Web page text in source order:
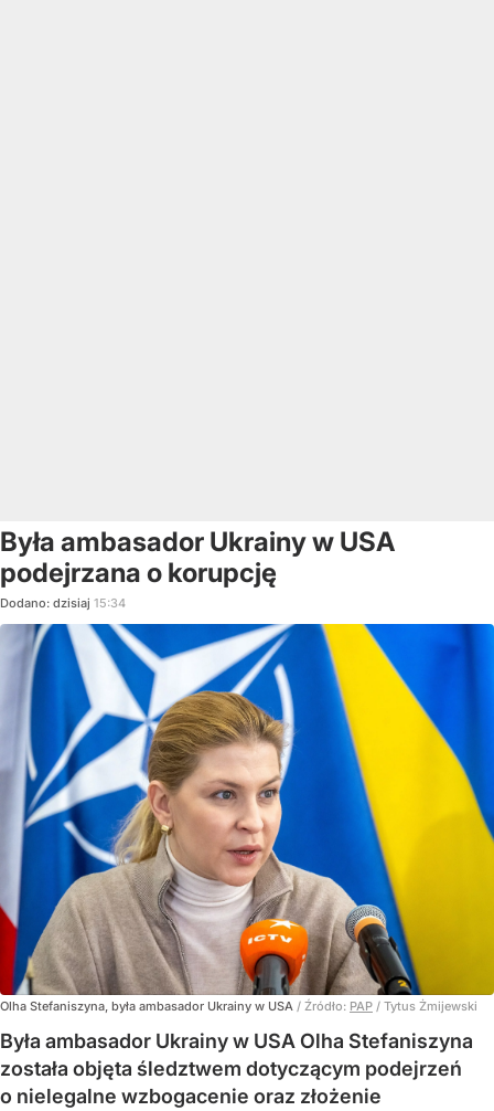
Była ambasador Ukrainy w USA
podejrzana o korupcję
Dodano: dzisiaj 15:34
Olha Stefaniszyna, była ambasador Ukrainy w USA / Źródło: PAP / Tytus Żmijewski
Była ambasador Ukrainy w USA Olha Stefaniszyna
została objęta śledztwem dotyczącym podejrzeń
o nielegalne wzbogacenie oraz złożenie